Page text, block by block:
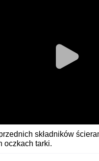
składników
oczkach tarki.